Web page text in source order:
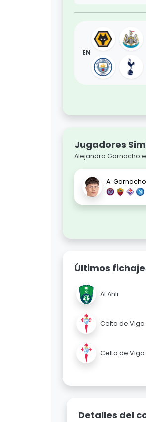
EN
Jugadores
Alejandro Garnacho
A. Garnacho
Últimos
Al Ahli
Celta de Vigo
Celta de Vigo
Detalles del